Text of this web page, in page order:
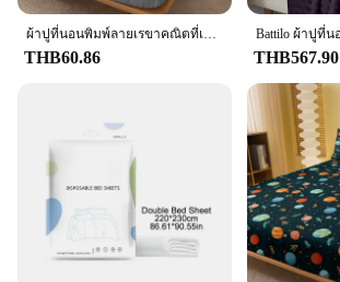
ผ้าปูที่นอนพิมพ์ลายเรขาคณิตที่เรียบง่ายทันสมัย 1 แผ่น ผ้าคลุมเตียงพิมพ์ลายในห้องนอน ผ้าปูที่นอน (ไม่รวมปลอกหมอน)
THB60.86 THB567.90